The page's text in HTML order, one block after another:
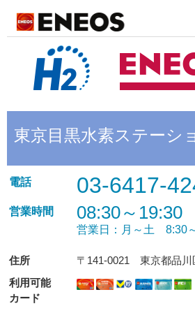
東京目黒水素ステーシ
電話 03-6417-
営業時間 08:30～19:30
営業日：月～土 8:30
住所
〒141-0021 東京都品川
利用可能
カード